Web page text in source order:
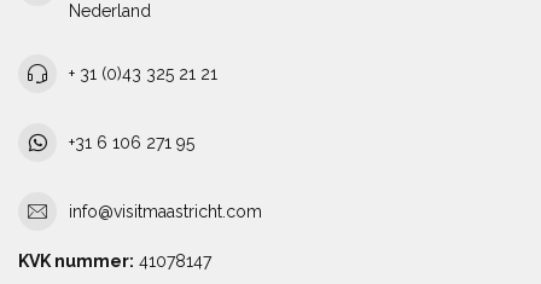
Nederland
+ 31 (0)43 325 21 21
+31 6 106 271 95
info@visitmaastricht.com
KVK nummer: 41078147